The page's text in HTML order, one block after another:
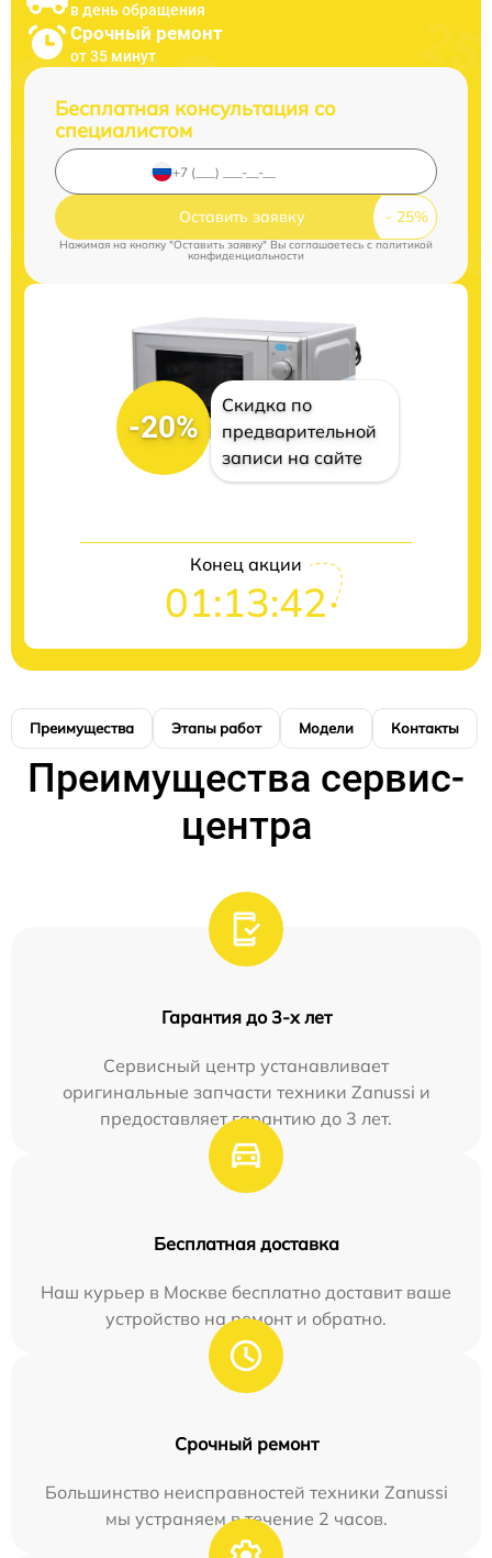
в день обращения
Срочный ремонт
от 35 минут
Бесплатная консультация со
специалистом
Оставить заявку
Нажимая на кнопку "Оставить заявку" Вы соглашаетесь cполитикой
конфиденциальности
-20%
Скидка по
предварительной
записи на сайте
Конец акции
01:13:41
Преимущества Этапы работ Модели Контакты
Преимущества сервис-
центра
Гарантия до 3-х лет
Сервисный центр устанавливает
оригинальные запчасти техники Zanussi и
предоставляет гарантию до 3 лет.
Бесплатная доставка
Наш курьер в Москве бесплатно доставит ваше
устройство на ремонт и обратно.
Срочный ремонт
Большинство неисправностей техники Zanussi
мы устраняем в течение 2 часов.